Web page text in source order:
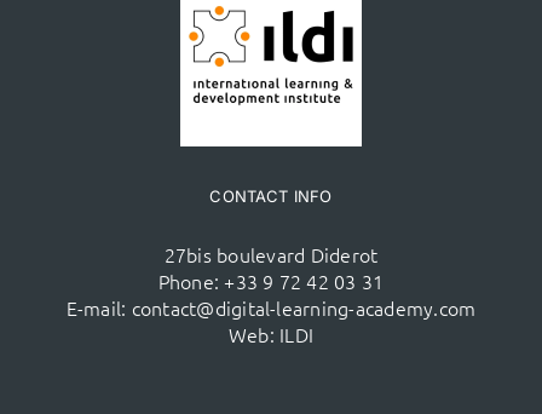
CONTACT INFO
27bis boulevard Diderot
Phone: +33 9 72 42 03 31
E-mail: contact@digital-learning-academy.com
Web: ILDI